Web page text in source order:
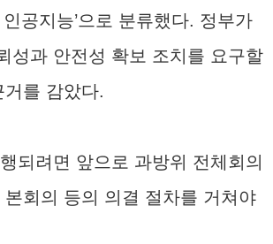
인공지능’으로 분류했다. 정부가
성과 안전성 확보 조치를 요구할
를 감았다.
되려면 앞으로 과방위 전체회의
회의 등의 의결 절차를 거쳐야